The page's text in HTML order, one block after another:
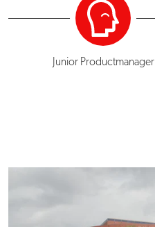
Junior Productmanager